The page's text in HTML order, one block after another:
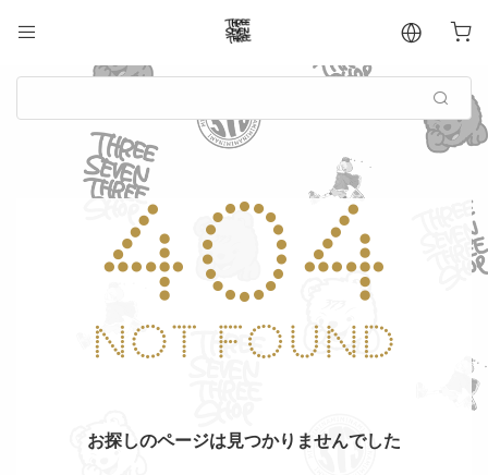
お探しのページは見つかりませんでした